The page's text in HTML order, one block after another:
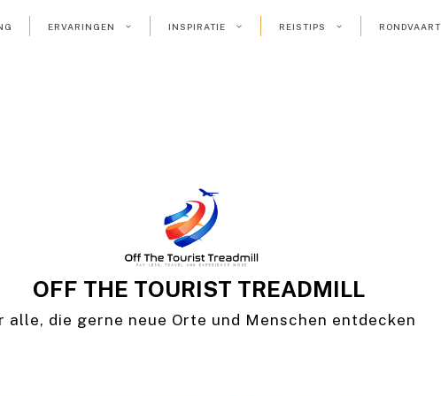
ERVARINGEN INSPIRATIE REISTIPS RONDVAART
OFF THE TOURIST TREADMILL
alle, die gerne neue Orte und Menschen entdecken